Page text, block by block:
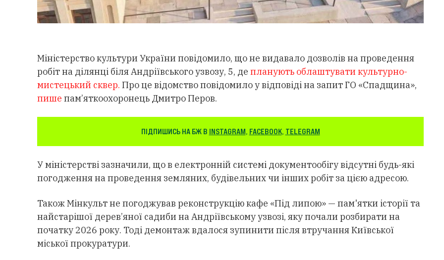
Міністерство культури України повідомило, що не видавало дозволів на проведення
робіт на ділянці біля Андріївського узвозу, 5, де планують облаштувати культурно-
мистецький сквер. Про це відомство повідомило у відповіді на запит ГО «Спадщина»,
пише пам’яткоохоронець Дмитро Перов.
ПІДПИШИСЬ НА БЖ В INSTAGRAM, FACEBOOK, TELEGRAM
У міністерстві зазначили, що в електронній системі документообігу відсутні будь-які
погодження на проведення земляних, будівельних чи інших робіт за цією адресою.
Також Мінкульт не погоджував реконструкцію кафе «Під липою» — пам'ятки історії та
найстарішої дерев’яної садиби на Андріївському узвозі, яку почали розбирати на
початку 2026 року. Тоді демонтаж вдалося зупинити після втручання Київської
міської прокуратури.